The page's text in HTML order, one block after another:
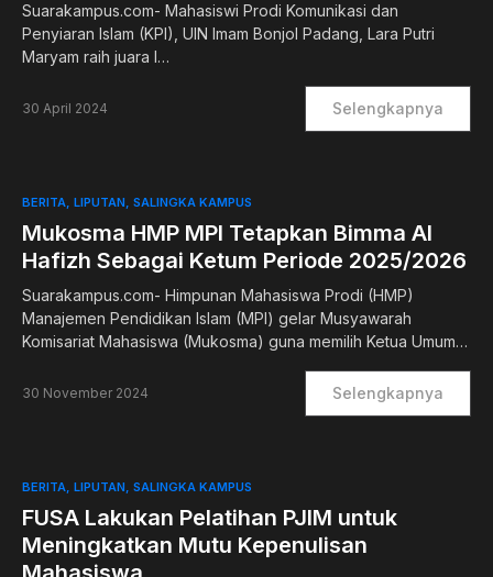
Suarakampus.com- Mahasiswi Prodi Komunikasi dan
Penyiaran Islam (KPI), UIN Imam Bonjol Padang, Lara Putri
Maryam raih juara I…
30 April 2024 Selengkapnya
BERITA LIPUTAN SALINGKA KAMPUS
Mukosma HMP MPI Tetapkan Bimma Al
Hafizh Sebagai Ketum Periode 2025/2026
Suarakampus.com- Himpunan Mahasiswa Prodi (HMP)
Manajemen Pendidikan Islam (MPI) gelar Musyawarah
Komisariat Mahasiswa (Mukosma) guna memilih Ketua Umum…
30 November 2024 Selengkapnya
BERITA LIPUTAN SALINGKA KAMPUS
FUSA Lakukan Pelatihan PJIM untuk
Meningkatkan Mutu Kepenulisan